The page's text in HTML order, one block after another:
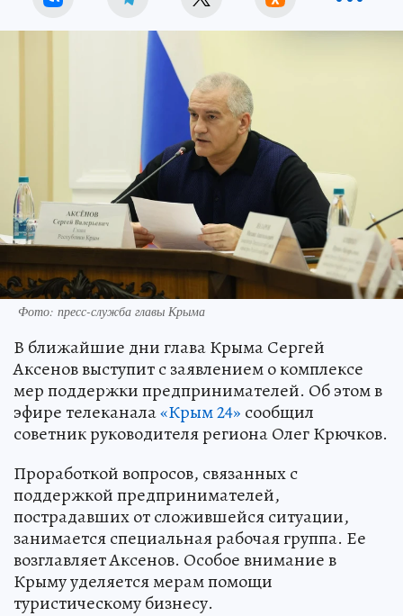
Фото: пресс-служба главы Крыма
В ближайшие дни глава Крыма Сергей
Аксенов выступит с заявлением о комплексе
мер поддержки предпринимателей. Об этом в
эфире телеканала«Крым 24» сообщил
советник руководителя региона Олег Крючков.
Проработкой вопросов, связанных с
поддержкой предпринимателей,
пострадавших от сложившейся ситуации,
занимается специальная рабочая группа. Ее
возглавляет Аксенов. Особое внимание в
Крыму уделяется мерам помощи
туристическому бизнесу.